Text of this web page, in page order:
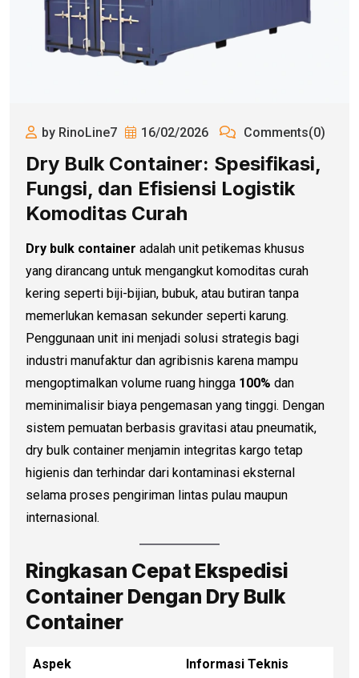
by RinoLine7 16/02/2026 Comments(0)
Dry Bulk Container: Spesifikasi,
Fungsi, dan Efisiensi Logistik
Komoditas Curah
Dry bulk container adalah unit petikemas khusus
yang dirancang untuk mengangkut komoditas curah
kering seperti biji-bijian, bubuk, atau butiran tanpa
memerlukan kemasan sekunder seperti karung.
Penggunaan unit ini menjadi solusi strategis bagi
industri manufaktur dan agribisnis karena mampu
mengoptimalkan volume ruang hingga 100% dan
meminimalisir biaya pengemasan yang tinggi. Dengan
sistem pemuatan berbasis gravitasi atau pneumatik,
dry bulk container menjamin integritas kargo tetap
higienis dan terhindar dari kontaminasi eksternal
selama proses pengiriman lintas pulau maupun
internasional.
Ringkasan Cepat Ekspedisi
Container Dengan Dry Bulk
Container
Aspek Informasi Teknis